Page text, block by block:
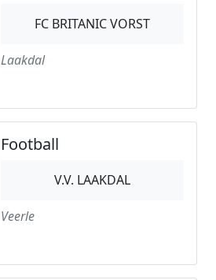
FC BRITANIC VORST
Laakdal
Football
V.V. LAAKDAL
Veerle